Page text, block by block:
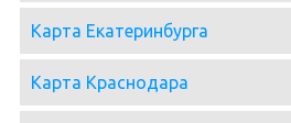
Карта Екатеринбурга
Карта Краснодара